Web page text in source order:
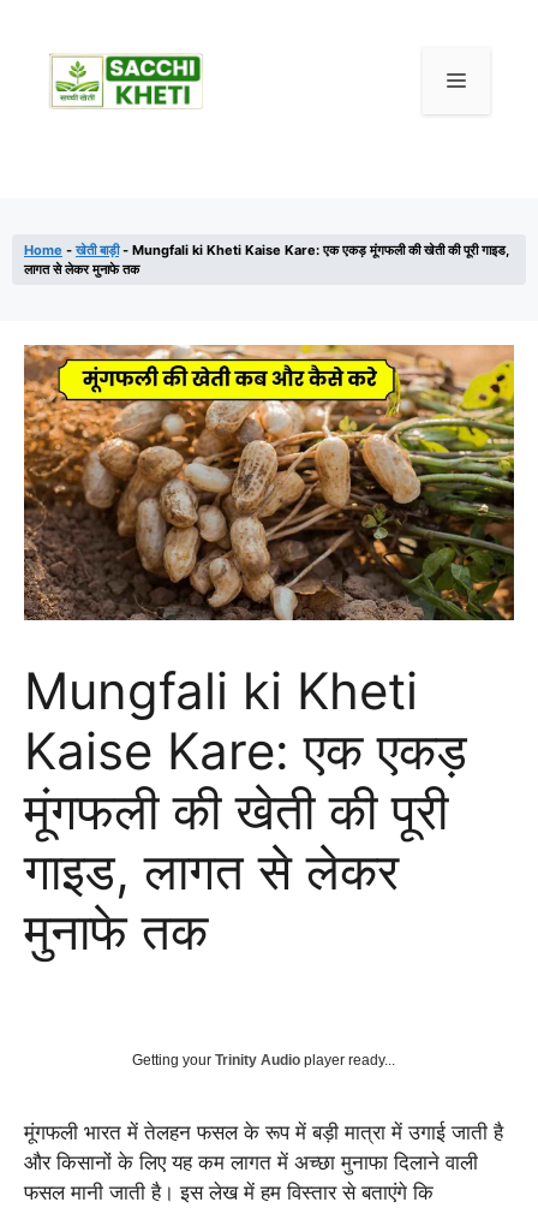
Home - खेती बाड़ी- Mungfali ki Kheti Kaise Kare: एक एकड़ मूंगफली की खेती की पूरी गाइड,
लागत से लेकर मुनाफे तक
Mungfali ki Kheti
Kaise Kare: एक एकड़
मूंगफली की खेती की पूरी
गाइड, लागत से लेकर
मुनाफे तक
Getting your Trinity Audio player ready...
मूंगफली भारत में तेलहन फसल के रूप में बड़ी मात्रा में उगाई जाती है
और किसानों के लिए यह कम लागत में अच्छा मुनाफा दिलाने वाली
फसल मानी जाती है। इस लेख में हम विस्तार से बताएंगे कि